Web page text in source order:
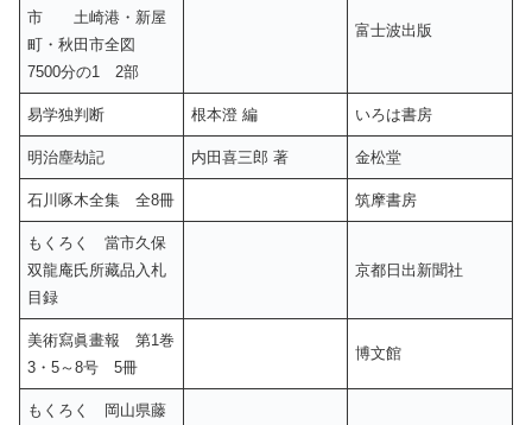
市 土崎港・新屋
町・秋田市全図
7500分の1 2部
富士波出版
易学独判断 根本澄 編 いろは書房
明治塵劫記 内田喜三郎 著 金松堂
石川啄木全集 全8冊 筑摩書房
もくろく 當市久保
双龍庵氏所藏品入札
目録
京都日出新聞社
美術寫眞畫報 第1巻
3・5～8号 5冊
博文館
もくろく 岡山県藤